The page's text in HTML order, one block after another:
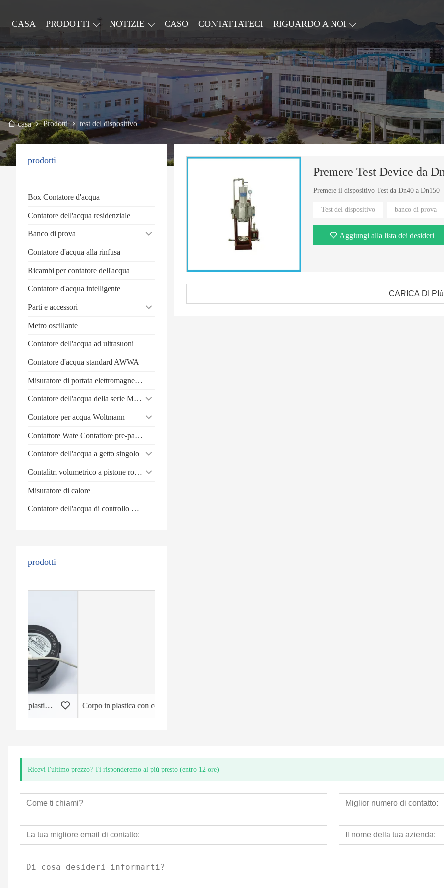
CASA PRODOTTI NOTIZIE CASO CONTATTATECI RIGUARDO A NOI
casa Prodotti test del dispositivo
prodotti
Box Contatore d'acqua
Contatore dell'acqua residenziale
Banco di prova
Contatore d'acqua alla rinfusa
Ricambi per contatore dell'acqua
Contatore d'acqua intelligente
Parti e accessori
Metro oscillante
Contatore dell'acqua ad ultrasuoni
Contatore d'acqua standard AWWA
Misuratore di portata elettromagnetico
Contatore dell'acqua della serie Multi-Jet
Contatore per acqua Woltmann
Contattore Wate Contattore pre-pagamento
Contatore dell'acqua a getto singolo
Contalitri volumetrico a pistone rotante
Misuratore di calore
Contatore dell'acqua di controllo batch
prodotti
Corpo in plastica con contatori d'acqua a tenuta stagna
Premere Test Device da
Premere il dispositivo Test da Dn40 a Dn150
Test del dispositivo banco di prova
Aggiungi alla lista dei desideri
CARICA DI PIù
Ricevi l'ultimo prezzo? Ti risponderemo al più presto (entro 12 ore)